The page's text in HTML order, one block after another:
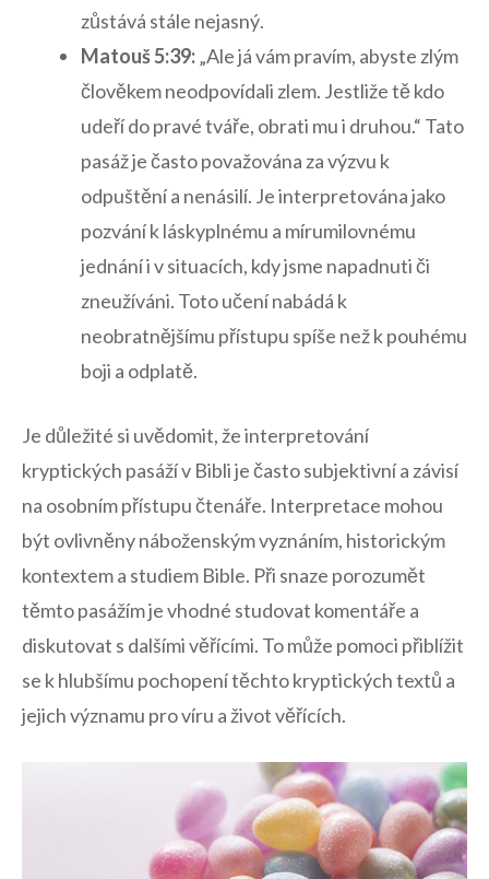
zůstává ‍stále nejasný.
Matouš 5:39:„Ale ‍já vám⁢ pravím, abyste‌ zlým
člověkem⁤ neodpovídali zlem. ⁢Jestliže tě kdo
⁤udeří do pravé‌ tváře, obrati mu⁢ i druhou.“ Tato​
pasáž je ‍často ⁣považována za‌ výzvu k
‍odpuštění a nenásilí. Je interpretována ‍jako
pozvání k láskyplnému a mírumilovnému‍
jednání i v⁢ situacích, kdy jsme napadnuti či
zneužíváni. Toto učení nabádá⁢ k
neobratnějšímu přístupu spíše než ‌k⁤ pouhému
‍boji a⁤ odplatě.
Je důležité⁣ si uvědomit, že ⁣interpretování
kryptických‍ pasáží v Bibli je často ‌subjektivní a závisí
⁢na‌ osobním přístupu čtenáře. Interpretace mohou
být ovlivněny náboženským vyznáním,‍ historickým
kontextem a studiem Bible.​ Při‌ snaze⁤ porozumět
těmto pasážím​ je⁣ vhodné studovat komentáře a
diskutovat‍ s dalšími ‍věřícími. To může pomoci přiblížit⁢
se k hlubšímu pochopení⁤ těchto kryptických textů a
jejich významu pro víru a ‌život věřících.